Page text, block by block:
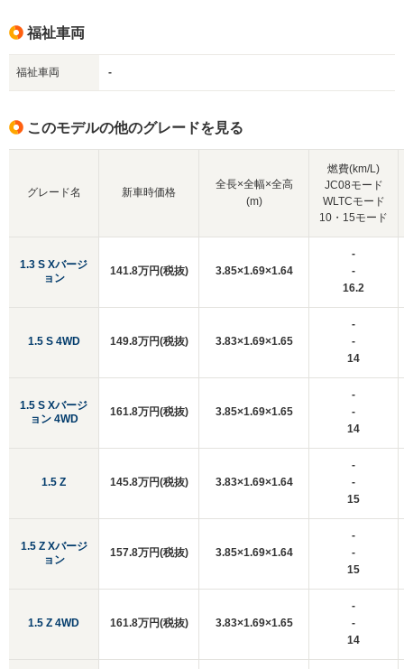
福祉車両
福祉車両 -
このモデルの他のグレードを見る
グレード名
1.3 S Xバージ
ョン
1.5 S 4WD
1.5 S Xバージ
ョン 4WD
1.5 Z
1.5 Z Xバージ
ョン
1.5 Z 4WD
新車時価格
全長×全幅×全高
(m)
燃費(km/L)
JC08モード
WLTCモード
10・15モード
141.8万円(税抜) 3.85×1.69×1.64
-
-
16.2
149.8万円(税抜) 3.83×1.69×1.65
-
-
14
161.8万円(税抜) 3.85×1.69×1.65
-
-
14
145.8万円(税抜) 3.83×1.69×1.64
-
-
15
157.8万円(税抜) 3.85×1.69×1.64
-
-
15
161.8万円(税抜) 3.83×1.69×1.65
-
-
14